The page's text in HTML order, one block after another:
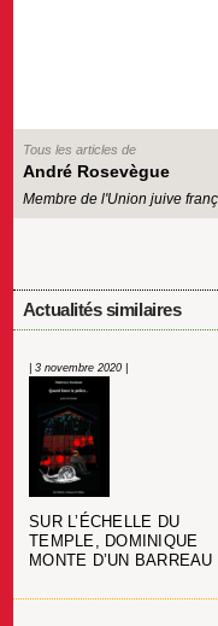
Tous les articles de
André Rosevègue
Membre de l'Union juive
Actualités similaires
| 3 novembre 2020 |
SUR L’ÉCHELLE DU
TEMPLE, DOMINIQUE
MONTE D’UN BARREAU